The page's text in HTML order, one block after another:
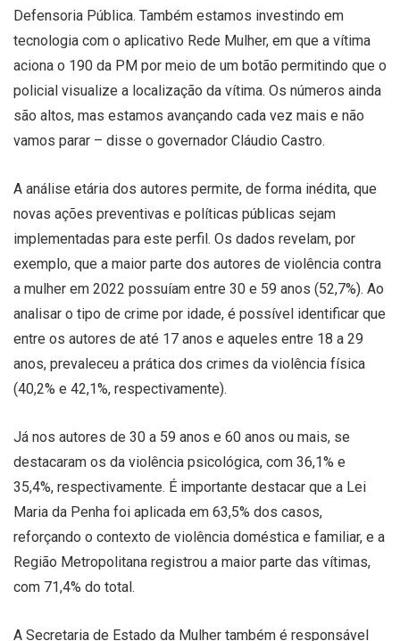
Defensoria Pública. Também estamos investindo em
tecnologia com o aplicativo Rede Mulher, em que a vítima
aciona o 190 da PM por meio de um botão permitindo que o
policial visualize a localização da vítima. Os números ainda
são altos, mas estamos avançando cada vez mais e não
vamos parar – disse o governador Cláudio Castro.
A análise etária dos autores permite, de forma inédita, que
novas ações preventivas e políticas públicas sejam
implementadas para este perfil. Os dados revelam, por
exemplo, que a maior parte dos autores de violência contra
a mulher em 2022 possuíam entre 30 e 59 anos (52,7%). Ao
analisar o tipo de crime por idade, é possível identificar que
entre os autores de até 17 anos e aqueles entre 18 a 29
anos, prevaleceu a prática dos crimes da violência física
(40,2% e 42,1%, respectivamente).
Já nos autores de 30 a 59 anos e 60 anos ou mais, se
destacaram os da violência psicológica, com 36,1% e
35,4%, respectivamente. É importante destacar que a Lei
Maria da Penha foi aplicada em 63,5% dos casos,
reforçando o contexto de violência doméstica e familiar, e a
Região Metropolitana registrou a maior parte das vítimas,
com 71,4% do total.
A Secretaria de Estado da Mulher também é responsável